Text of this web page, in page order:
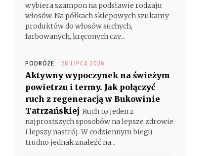
wybiera szampon na podstawie rodzaju
włosów. Na półkach sklepowych szukamy
produktów do włosów suchych,
farbowanych, kręconych czy...
PODRÓŻE 28 LIPCA 2026
Aktywny wypoczynek na świeżym
powietrzu i termy. Jak połączyć
ruch z regeneracją w Bukowinie
Tatrzańskiej Ruch to jeden z
najprostszych sposobów na lepsze zdrowie
i lepszy nastrój. W codziennym biegu
trudno jednak znaleźć na...